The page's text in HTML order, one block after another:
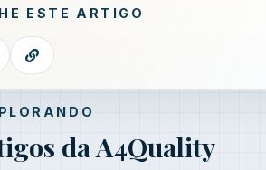
ESTE ARTIGO
da A4Quality